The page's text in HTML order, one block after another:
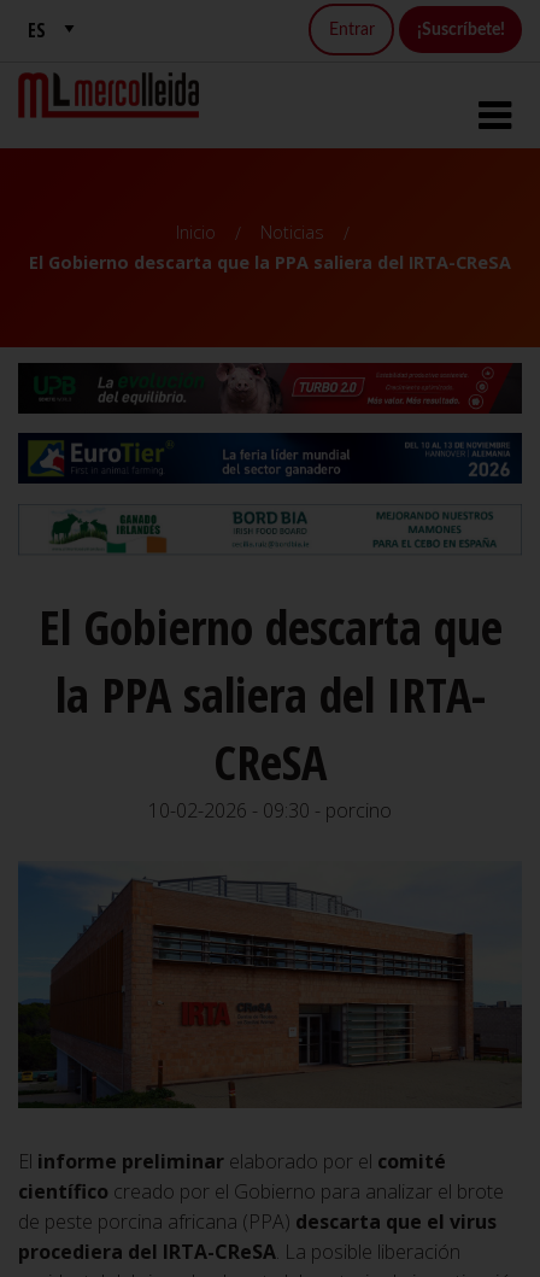
Entrar ¡Suscríbete!
Inicio
Noticias
El Gobierno descarta que la PPA saliera del IRTA-CReSA
El Gobierno descarta que
la PPA saliera del IRTA-
CReSA
10-02-2026 - 09:30 - porcino
El informe preliminar elaborado por el comité
científico creado por el Gobierno para analizar el brote
de peste porcina africana (PPA) descarta que el virus
procediera del IRTA-CReSA. La posible liberación